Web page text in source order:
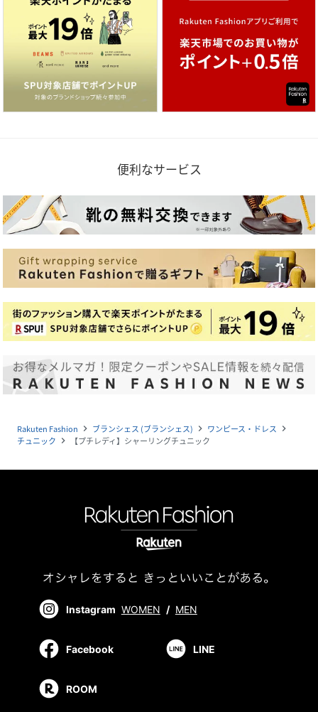
便利なサービス
Rakuten Fashion navigate_next ブランシェス (ブランシェス) navigate_next ワンピース・ドレス navigate_next
チュニック navigate_next 【プチレディ】シャーリングチュニック
Instagram WOMEN / MEN
Facebook LINE
ROOM